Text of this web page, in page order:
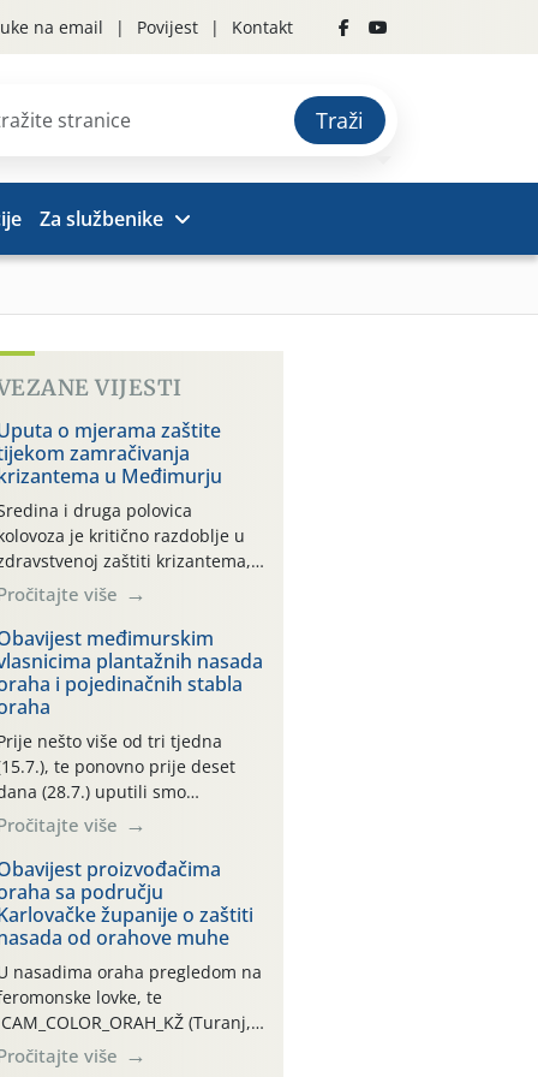
na email Povijest Kontakt
Traži
Za službenike
VIJESTI
o mjerama zaštite
zamračivanja
u Međimurju
i druga polovica
je kritično razdoblje u
zaštiti krizantema,
prije zamračivanja u proteklom
smo mjesecu tri puta upućivali
o preventivnim
zaštite krizantema od
uzročnika bolesti,
i fito-fagnih grinja (23.7.,
06.7.)! Na početku ovog
je zabilježeno je
i ekstremno vruće
razdoblje, uz
temperature […]
više
međimurskim
plantažnih nasada
i pojedinačnih stabla
nešto više od tri tjedna
te ponovno prije deset
(28.7.) uputili smo
vlasnicima plantažnih
nasada oraha i pojedinačnih
o početku leta i
potrebi usmjerenog
orahove muhe
completa)! Već
dana traje drugi
“toplinski udar”, koji
naročito izražen zadnja šest
(31.7.-05.8.), jer najviše
zraka svakodnevno
više
proizvođačima
sa području
županije o zaštiti
od orahove muhe
nasadima oraha pregledom na
lovke, te
CAM_COLOR_ORAH_KŽ (Turanj,
zabilježena je mala
više